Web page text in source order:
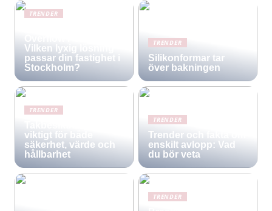
TRENDER
Vilken lyxig lösning
passar din fastighet i
Stockholm?
TRENDER
Silikonformar tar
över bakningen
TRENDER
viktigt för både
säkerhet, värde och
hållbarhet
TRENDER
Trender och fakta om
enskilt avlopp: Vad
du bör veta
TRENDER